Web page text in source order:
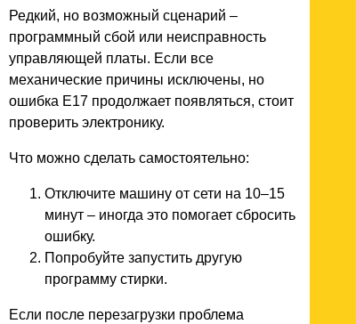
Редкий, но возможный сценарий –
программный сбой или неисправность
управляющей платы. Если все
механические причины исключены, но
ошибка E17 продолжает появляться, стоит
проверить электронику.
Что можно сделать самостоятельно:
Отключите машину от сети на 10–15
минут – иногда это помогает сбросить
ошибку.
Попробуйте запустить другую
программу стирки.
Если после перезагрузки проблема